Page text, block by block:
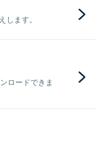
ます。
ロードできま